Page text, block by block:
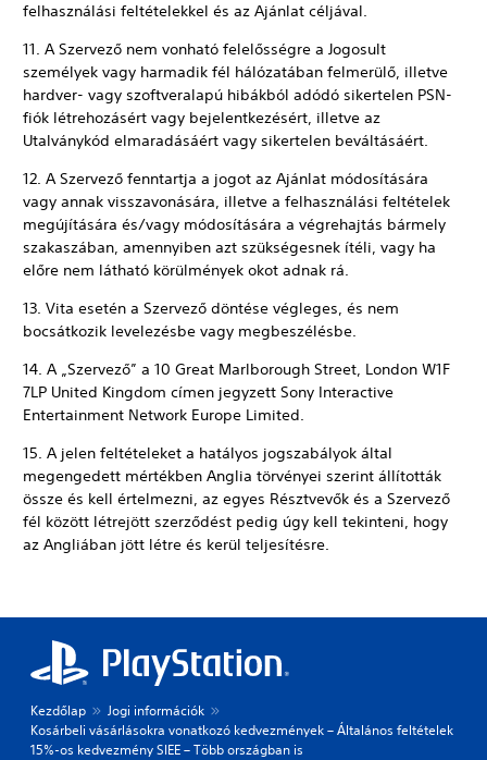
felhasználási feltételekkel és az Ajánlat céljával.
11. A Szervező nem vonható felelősségre a Jogosult
személyek vagy harmadik fél hálózatában felmerülő, illetve
hardver- vagy szoftveralapú hibákból adódó sikertelen PSN-
fiók létrehozásért vagy bejelentkezésért, illetve az
Utalványkód elmaradásáért vagy sikertelen beváltásáért.
12. A Szervező fenntartja a jogot az Ajánlat módosítására
vagy annak visszavonására, illetve a felhasználási feltételek
megújítására és/vagy módosítására a végrehajtás bármely
szakaszában, amennyiben azt szükségesnek ítéli, vagy ha
előre nem látható körülmények okot adnak rá.
13. Vita esetén a Szervező döntése végleges, és nem
bocsátkozik levelezésbe vagy megbeszélésbe.
14. A „Szervező” a 10 Great Marlborough Street, London W1F
7LP United Kingdom címen jegyzett Sony Interactive
Entertainment Network Europe Limited.
15. A jelen feltételeket a hatályos jogszabályok által
megengedett mértékben Anglia törvényei szerint állították
össze és kell értelmezni, az egyes Résztvevők és a Szervező
fél között létrejött szerződést pedig úgy kell tekinteni, hogy
az Angliában jött létre és kerül teljesítésre.
Kezdőlap
Jogi információk
Kosárbeli vásárlásokra vonatkozó kedvezmények – Általános feltételek
15%-os kedvezmény SIEE – Több országban is